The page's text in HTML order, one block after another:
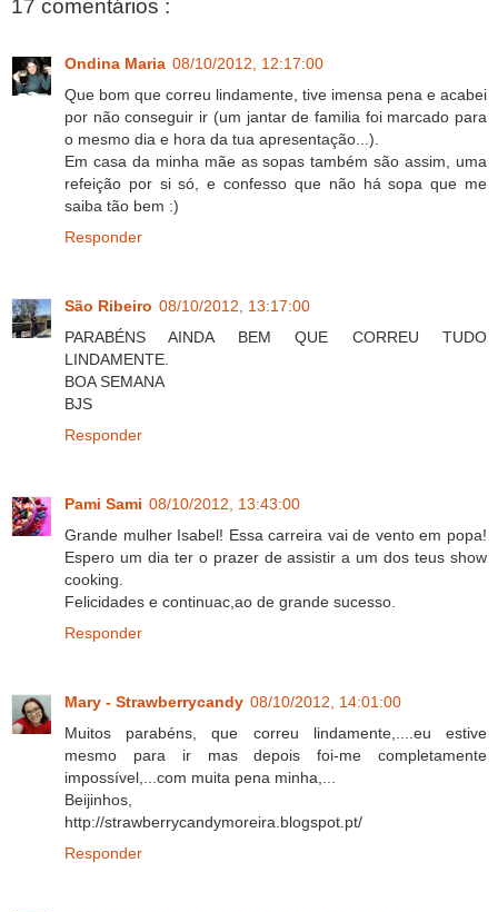
17 comentários :
Ondina Maria 08/10/2012, 12:17:00
Que bom que correu lindamente, tive imensa pena e acabei
por não conseguir ir (um jantar de familia foi marcado para
o mesmo dia e hora da tua apresentação...).
Em casa da minha mãe as sopas também são assim, uma
refeição por si só, e confesso que não há sopa que me
saiba tão bem :)
Responder
São Ribeiro 08/10/2012, 13:17:00
PARABÉNS AINDA BEM QUE CORREU TUDO
LINDAMENTE.
BOA SEMANA
BJS
Responder
Pami Sami 08/10/2012, 13:43:00
Grande mulher Isabel! Essa carreira vai de vento em popa!
Espero um dia ter o prazer de assistir a um dos teus show
cooking.
Felicidades e continuac,ao de grande sucesso.
Responder
Mary - Strawberrycandy 08/10/2012, 14:01:00
Muitos parabéns, que correu lindamente,....eu estive
mesmo para ir mas depois foi-me completamente
impossível,...com muita pena minha,...
Beijinhos,
http://strawberrycandymoreira.blogspot.pt/
Responder